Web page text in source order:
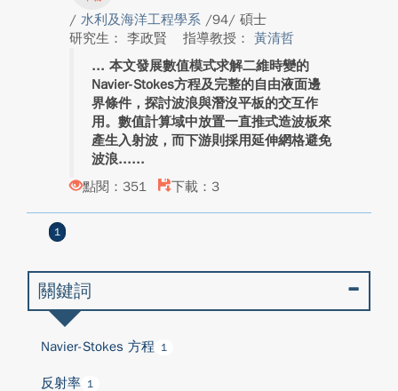
/ 水利及海洋工程學系 /94/ 碩士
研究生： 李政賢
指導教授： 黃清哲
本文發展數值模式求解二維時變的
Navier-Stokes方程及完整的自由液面邊
界條件，探討波浪與潛沒平板的交互作
用。數值計算域中放置一直推式造波板來
產生入射波，而下游則採用延伸網格避免
波浪...
點閱：351
下載：3
1
關鍵詞
Navier-Stokes 方程 1
反射率 1